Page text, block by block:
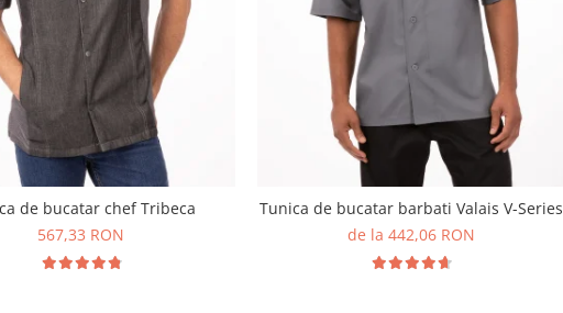
de bucatar chef Tribeca
567,33 RON
Tunica de bucatar barbati Valais V-Series
de la 442,06 RON